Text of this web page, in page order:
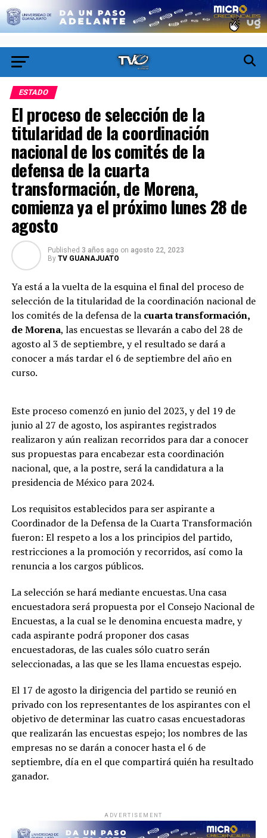
ESTADO
El proceso de selección de la
titularidad de la coordinación
nacional de los comités de la
defensa de la cuarta
transformación, de Morena,
comienza ya el próximo lunes 28 de
agosto
Published 3 años ago on agosto 22, 2023
By TV GUANAJUATO
Ya está a la vuelta de la esquina el final del proceso de
selección de la titularidad de la coordinación nacional de
los comités de la defensa de lacuarta transformación,
de Morena, las encuestas se llevarán a cabo del 28 de
agosto al 3 de septiembre, y el resultado se dará a
conocer a más tardar el 6 de septiembre del año en
curso.
Este proceso comenzó en junio del 2023, y del 19 de
junio al 27 de agosto, los aspirantes registrados
realizaron y aún realizan recorridos para dar a conocer
sus propuestas para encabezar esta coordinación
nacional, que, a la postre, será la candidatura a la
presidencia de México para 2024.
Los requisitos establecidos para ser aspirante a
Coordinador de la Defensa de la Cuarta Transformación
fueron: El respeto a los a los principios del partido,
restricciones a la promoción y recorridos, así como la
renuncia a los cargos públicos.
La selección se hará mediante encuestas. Una casa
encuestadora será propuesta por el Consejo Nacional de
Encuestas, a la cual se le denomina encuesta madre, y
cada aspirante podrá proponer dos casas
encuestadoras, de las cuales sólo cuatro serán
seleccionadas, a las que se les llama encuestas espejo. ​
El 17 de agosto la dirigencia del partido se reunió en
privado con los representantes de los aspirantes con el
objetivo de determinar las cuatro casas encuestadoras
que realizarán las encuestas espejo; los nombres de las
empresas no se darán a conocer hasta el 6 de
septiembre, día en el que compartirá quién ha resultado
ganador.
ADVERTISEMENT